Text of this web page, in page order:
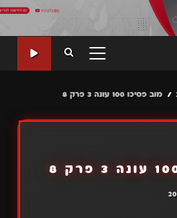
PRIMARY
מוב פסיכו 100 עונה 3 פרק 8